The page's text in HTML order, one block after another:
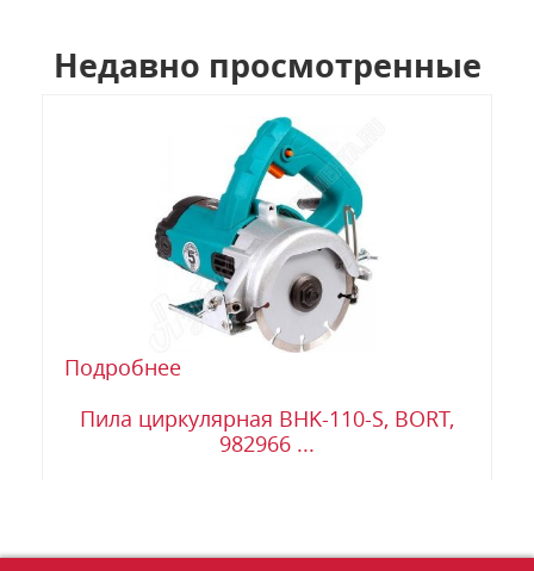
Недавно просмотренные
Подробнее
Пила циркулярная BHK-110-S, BORT,
982966 ...